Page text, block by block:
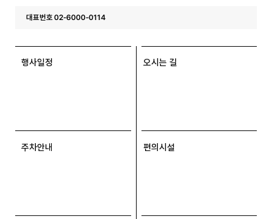
대표번호 02-6000-0114
행사일정 오시는 길
주차안내 편의시설